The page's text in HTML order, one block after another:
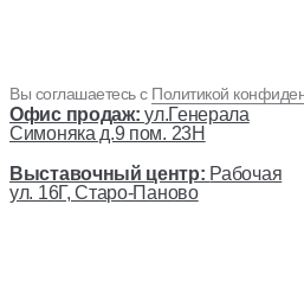
Вы соглашаетесь с Политикой
Офис продаж:ул.Генерала
Симоняка д.9 пом. 23Н
Выставочный центр: Рабочая
ул. 16Г, Старо-Паново